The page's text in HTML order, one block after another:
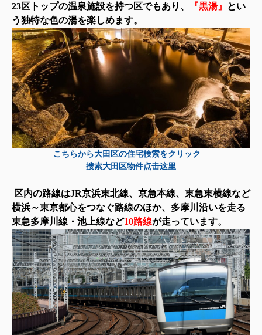
23区トップの温泉施設を持つ区でもあり、 『黒湯』
とい
う独特な色の湯を楽しめます。
こちらから大田区の住宅検索をクリック
搜索大田区物件点击这里
区内の路線はJR京浜東北線、京急本線、東急東横線など
横浜～東京都心をつなぐ路線のほか、多摩川沿いを走る
東急多摩川線・池上線など10路線が走っています。